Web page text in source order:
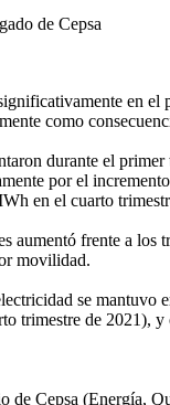
de Cepsa
en
como
durante el
por el
en el cuarto
aumentó frente a
movilidad.
se mantuvo
trimestre de 2021),
de Cepsa